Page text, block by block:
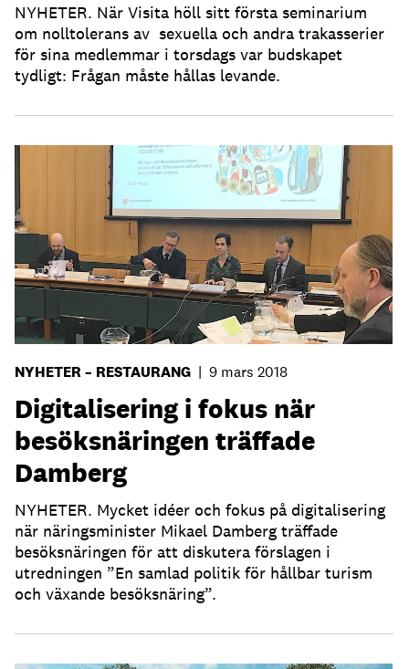
NYHETER. När Visita höll sitt första seminarium
om nolltolerans av sexuella och andra trakasserier
för sina medlemmar i torsdags var budskapet
tydligt: Frågan måste hållas levande.
NYHETER – RESTAURANG | 9 mars 2018
Digitalisering i fokus när
besöksnäringen träffade
Damberg
NYHETER. Mycket idéer och fokus på digitalisering
när näringsminister Mikael Damberg träffade
besöksnäringen för att diskutera förslagen i
utredningen ”En samlad politik för hållbar turism
och växande besöksnäring”.